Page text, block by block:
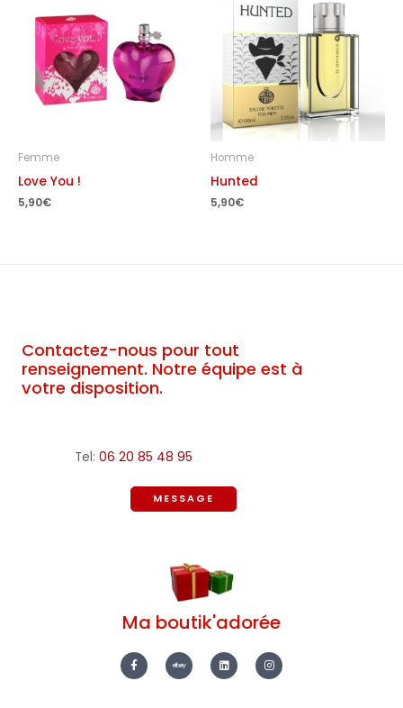
Femme
Love You !
5,90€
Homme
Hunted
5,90€
Contactez-nous pour tout
renseignement. Notre équipe est à
votre disposition.
Tel: 06 20 85 48 95
MESSAGE
Ma boutik'adorée
a
c
e
b
a
y
i
n
k
n
s
t